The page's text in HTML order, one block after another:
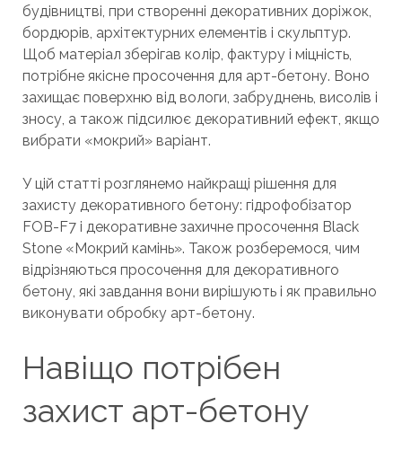
будівництві, при створенні декоративних доріжок,
бордюрів, архітектурних елементів і скульптур.
Щоб матеріал зберігав колір, фактуру і міцність,
потрібне якісне просочення для арт-бетону. Воно
захищає поверхню від вологи, забруднень, висолів і
зносу, а також підсилює декоративний ефект, якщо
вибрати «мокрий» варіант.
У цій статті розглянемо найкращі рішення для
захисту декоративного бетону: гідрофобізатор
FOB-F7 і декоративне захичне просочення Black
Stone «Мокрий камінь». Також розберемося, чим
відрізняються просочення для декоративного
бетону, які завдання вони вирішують і як правильно
виконувати обробку арт-бетону.
Навіщо потрібен
захист арт-бетону